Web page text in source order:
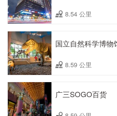
8.54 公里
国立自然科学博物
8.59 公里
广三SOGO百货